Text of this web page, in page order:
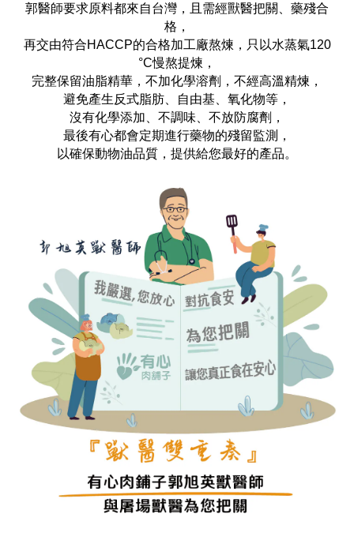
郭醫師要求原料都來自台灣，且需經獸醫把關、藥殘合
格，
再交由符合HACCP的合格加工廠熬煉，只以水蒸氣120
°C慢熬提煉，
完整保留油脂精華，不加化學溶劑，不經高溫精煉，
避免產生反式脂肪、自由基、氧化物等，
沒有化學添加、不調味、不放防腐劑，
最後有心都會定期進行藥物的殘留監測，
以確保動物油品質，提供給您最好的產品。